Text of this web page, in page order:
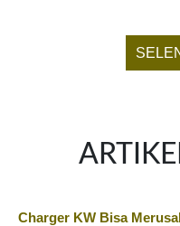
Charger KW Bisa